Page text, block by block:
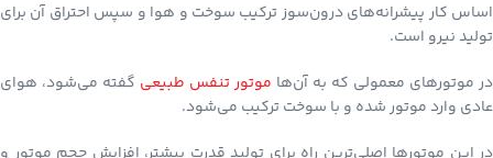
اساس کار پیشرانه‌های درون‌سوز ترکیب سوخت و هوا و سپس احتراق آن برای
تولید نیرو است.
در موتورهای معمولی که به آن‌ها موتور تنفس طبیعی گفته می‌شود، هوای
عادی وارد موتور شده و با سوخت ترکیب می‌شود.